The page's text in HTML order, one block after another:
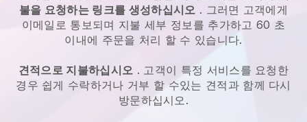
불을 요청하는 링크를 생성하십시오 . 그러면 고객에게
이메일로 통보되며 지불 세부 정보를 추가하고 60 초
이내에 주문을 처리 할 수 있습니다.
견적으로 지불하십시오 . 고객이 특정 서비스를 요청한
경우 쉽게 수락하거나 거부 할 수있는 견적과 함께 다시
방문하십시오.